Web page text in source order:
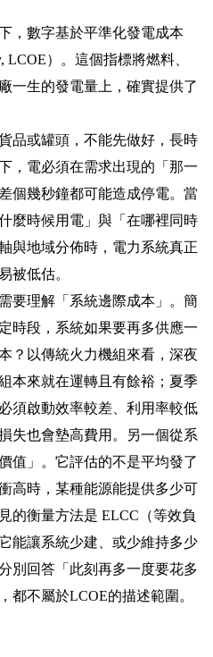
，數字基於平準化發電成本
LCOE）。這個指標將燃料、
一生的發電量上，確實提供了
品或罐頭，不能先做好，長時
，電必須在需求出現的「那一
個幾秒鐘都可能造成停電。當
麼時候用電」與「在哪裡同時
與地域分佈時，電力系統真正
被低估。
要理解「系統邊際成本」。簡
時段，系統如果要再多供應一
？以傳統火力機組來看，深夜
本來就在運轉且有餘裕；夏季
須啟動效率較差、利用率較低
失也會墊高費用。另一個從系
值」。它評估的不是平均發了
高時，某種能源能提供多少可
的衡量方法是 ELCC（等效負
能讓系統少建、或少維持多少
別回答「此刻再多一度要花多
都不屬於LCOE的描述範圍。